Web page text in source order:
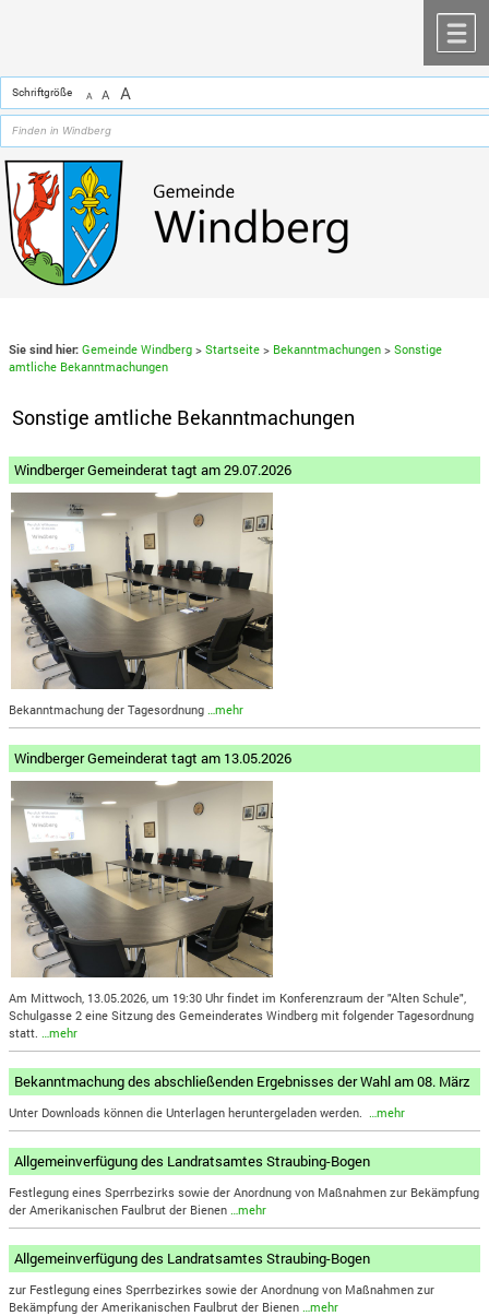
Schriftgröße A A A
Sie sind hier: Gemeinde Windberg >Startseite > Bekanntmachungen >Sonstige
amtliche Bekanntmachungen
Sonstige amtliche Bekanntmachungen
Windberger Gemeinderat tagt am 29.07.2026
Bekanntmachung der Tagesordnung …mehr
Windberger Gemeinderat tagt am 13.05.2026
Am Mittwoch, 13.05.2026, um 19:30 Uhr findet im Konferenzraum der "Alten Schule",
Schulgasse 2 eine Sitzung des Gemeinderates Windberg mit folgender Tagesordnung
statt.…mehr
Bekanntmachung des abschließenden Ergebnisses der Wahl am 08. März
Unter Downloads können die Unterlagen heruntergeladen werden. …mehr
Allgemeinverfügung des Landratsamtes Straubing-Bogen
Festlegung eines Sperrbezirks sowie der Anordnung von Maßnahmen zur Bekämpfung
der Amerikanischen Faulbrut der Bienen
…mehr
Allgemeinverfügung des Landratsamtes Straubing-Bogen
zur Festlegung eines Sperrbezirkes sowie der Anordnung von Maßnahmen zur
Bekämpfung der Amerikanischen Faulbrut der Bienen
…mehr